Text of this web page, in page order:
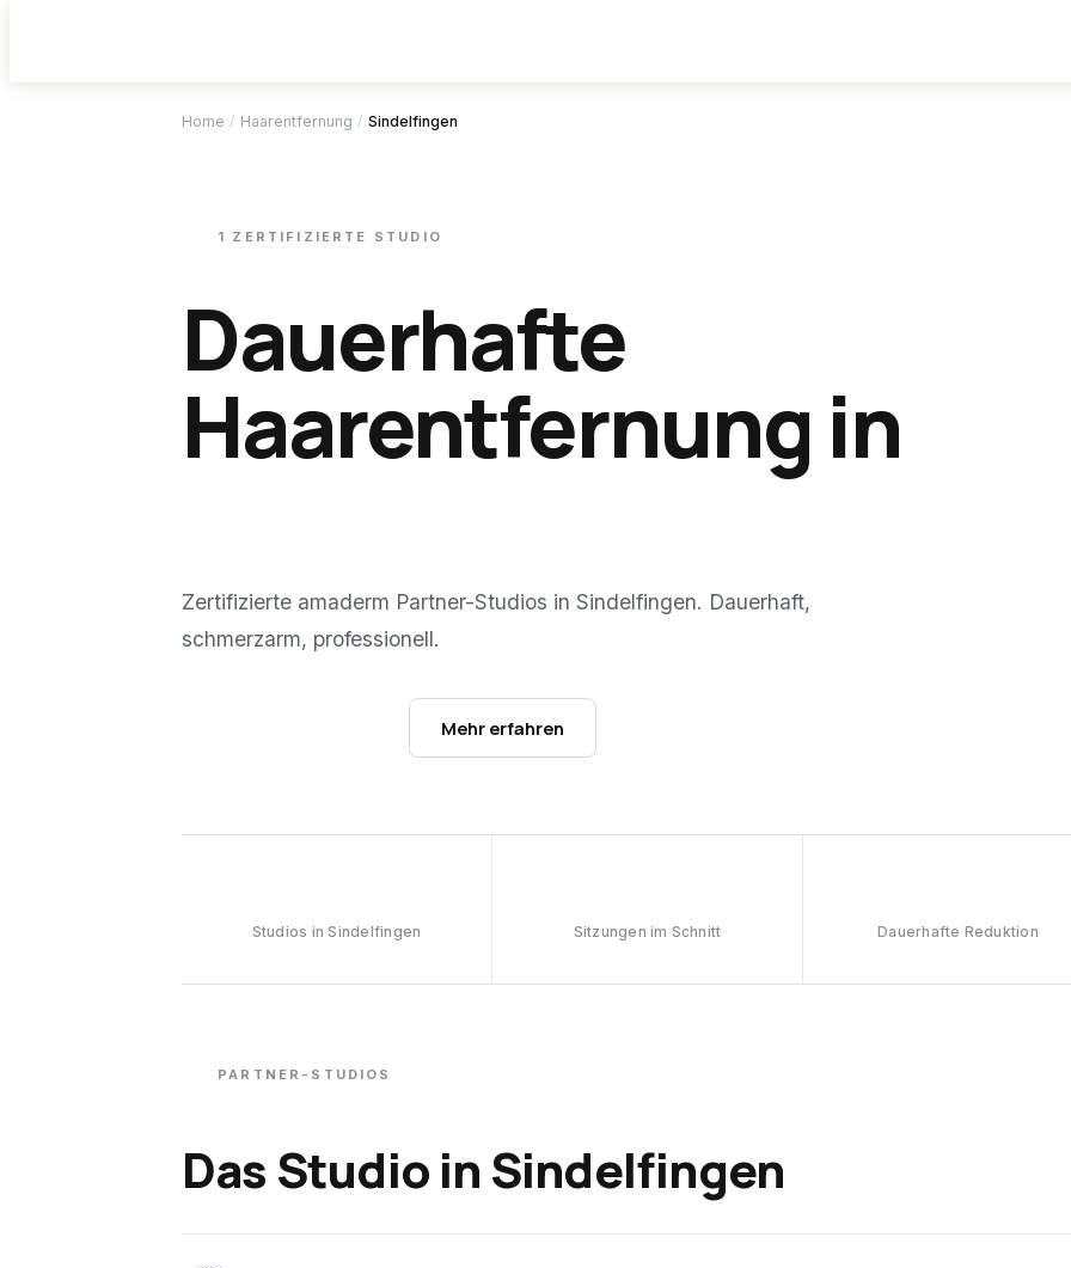
Home / Haarentfernung / Sindelfingen
1 ZERTIFIZIERTE STUDIO
Dauerhafte
Haarentfernung in
Zertifizierte amaderm Partner-Studios in Sindelfingen. Dauerhaft,
schmerzarm, professionell.
Mehr erfahren
Studios in Sindelfingen Sitzungen im Schnitt Dauerhafte Reduktion
PARTNER-STUDIOS
Das Studio in Sindelfingen